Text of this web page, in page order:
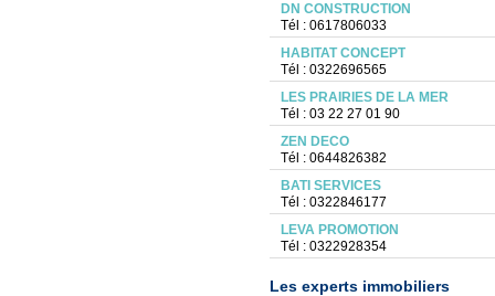
DN CONSTRUCTION
Tél : 0617806033
HABITAT CONCEPT
Tél : 0322696565
LES PRAIRIES DE LA MER
Tél : 03 22 27 01 90
ZEN DECO
Tél : 0644826382
BATI SERVICES
Tél : 0322846177
LEVA PROMOTION
Tél : 0322928354
Les experts immobiliers